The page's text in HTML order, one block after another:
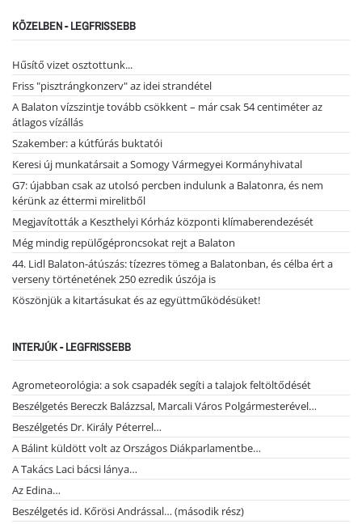
KÖZELBEN - LEGFRISSEBB
Hűsítő vizet osztottunk...
Friss "pisztrángkonzerv" az idei strandétel
A Balaton vízszintje tovább csökkent – már csak 54 centiméter az
átlagos vízállás
Szakember: a kútfúrás buktatói
Keresi új munkatársait a Somogy Vármegyei Kormányhivatal
G7: újabban csak az utolsó percben indulunk a Balatonra, és nem
kérünk az éttermi mirelitből
Megjavították a Keszthelyi Kórház központi klímaberendezését
Még mindig repülőgéproncsokat rejt a Balaton
44. Lidl Balaton-átúszás: tízezres tömeg a Balatonban, és célba ért a
verseny történetének 250 ezredik úszója is
Köszönjük a kitartásukat és az együttműködésüket!
INTERJÚK - LEGFRISSEBB
Agrometeorológia: a sok csapadék segíti a talajok feltöltődését
Beszélgetés Bereczk Balázzsal, Marcali Város Polgármesterével…
Beszélgetés Dr. Király Péterrel…
A Bálint küldött volt az Országos Diákparlamentbe…
A Takács Laci bácsi lánya…
Az Edina…
Beszélgetés id. Kőrösi Andrással… (második rész)